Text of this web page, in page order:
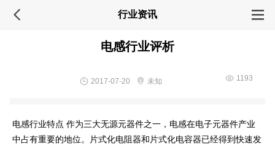
行业资讯
电感行业评析
2017-07-20 未知 1193
电感行业特点 作为三大无源元器件之一，电感在电子元器件产业
中占有重要的地位。片式化电阻器和片式化电容器已经得到快速发